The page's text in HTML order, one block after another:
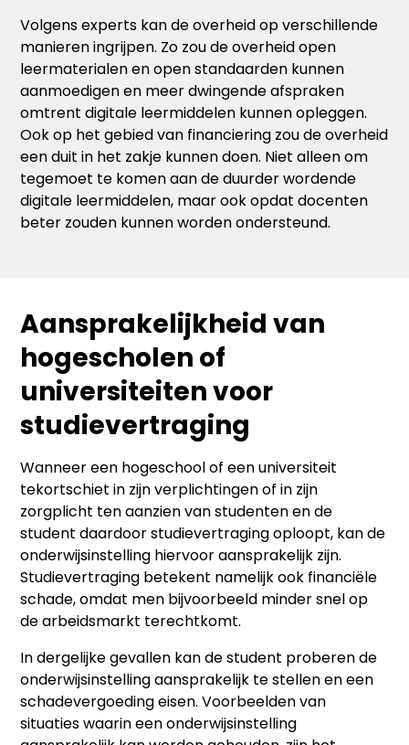
Volgens experts kan de overheid op verschillende
manieren ingrijpen. Zo zou de overheid open
leermaterialen en open standaarden kunnen
aanmoedigen en meer dwingende afspraken
omtrent digitale leermiddelen kunnen opleggen.
Ook op het gebied van financiering zou de overheid
een duit in het zakje kunnen doen. Niet alleen om
tegemoet te komen aan de duurder wordende
digitale leermiddelen, maar ook opdat docenten
beter zouden kunnen worden ondersteund.
Aansprakelijkheid van
hogescholen of
universiteiten voor
studievertraging
Wanneer een hogeschool of een universiteit
tekortschiet in zijn verplichtingen of in zijn
zorgplicht ten aanzien van studenten en de
student daardoor studievertraging oploopt, kan de
onderwijsinstelling hiervoor aansprakelijk zijn.
Studievertraging betekent namelijk ook financiële
schade, omdat men bijvoorbeeld minder snel op
de arbeidsmarkt terechtkomt.
In dergelijke gevallen kan de student proberen de
onderwijsinstelling aansprakelijk te stellen en een
schadevergoeding eisen. Voorbeelden van
situaties waarin een onderwijsinstelling